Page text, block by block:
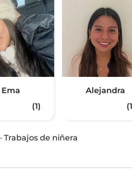
Ema
(1)
Alejandra
· Trabajos de niñera